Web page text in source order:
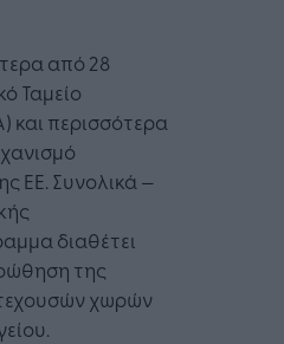
από 28
Ταμείο
και περισσότερα
ΕΕ. Συνολικά —
διαθέτει
της
χωρών